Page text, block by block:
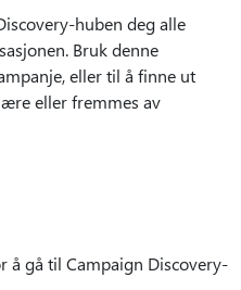
huben deg alle
Bruk denne
eller til å finne ut
eller fremmes av
å gå til Campaign Discovery-